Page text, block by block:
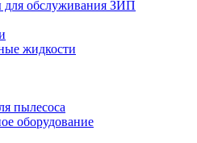
для обслуживания ЗИП
жидкости
пылесоса
оборудование